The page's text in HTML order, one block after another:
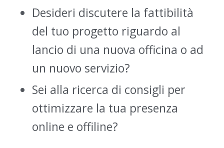
Desideri discutere la fattibilità
del tuo progetto riguardo al
lancio di una nuova officina o ad
un nuovo servizio?
Sei alla ricerca di consigli per
ottimizzare la tua presenza
online e offiline?